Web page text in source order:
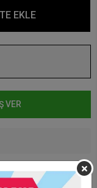
EKLE
VER